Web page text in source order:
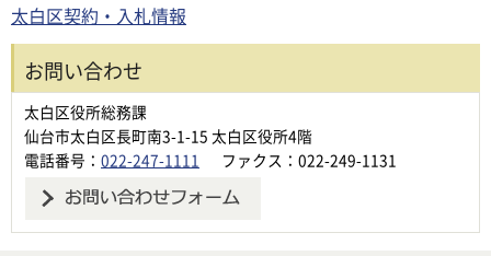
太白区契約・入札情報
お問い合わせ
太白区役所総務課
仙台市太白区長町南3-1-15 太白区役所4階
電話番号： 022-247-1111 ファクス：022-249-1131